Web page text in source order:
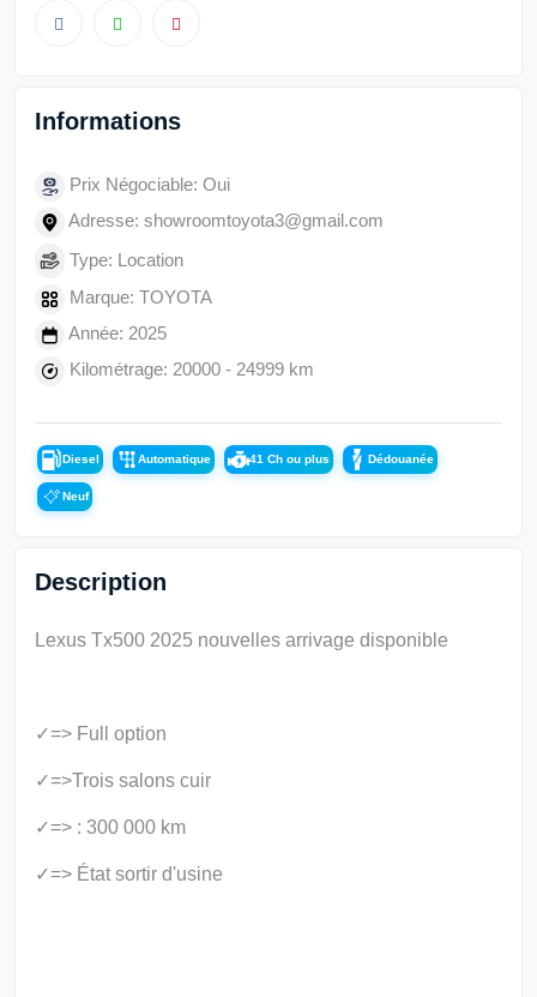
Informations
Prix Négociable: Oui
Adresse: showroomtoyota3@gmail.com
Type: Location
Marque: TOYOTA
Année: 2025
Kilométrage: 20000 - 24999 km
Diesel Automatique 41 Ch ou plus Dédouanée
Neuf
Description
Lexus Tx500 2025 nouvelles arrivage disponible
✓=> Full option
✓=>Trois salons cuir
✓=> : 300 000 km
✓=> État sortir d'usine